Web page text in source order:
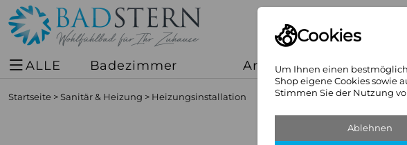
Cookies
Um Ihnen einen
Shop eigene Cookies sowie
Stimmen Sie der Nutzung
Ablehnen
ALLE Badezimmer Armaturen
Startseite > Sanitär & Heizung > Heizungsinstallation